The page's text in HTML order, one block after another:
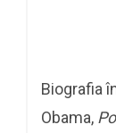
Biografia
Obama,